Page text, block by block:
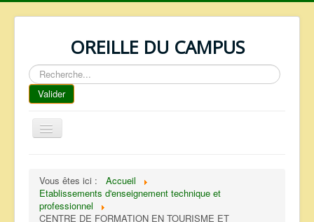
OREILLE DU CAMPUS
Rechercher
Valider
Basculer
la
REPERTOIRE
QUI SOMMES NOUS ?
Vous êtes ici :
Accueil
Etablissements d'enseignement technique et
professionnel
CENTRE DE FORMATION EN TOURISME ET